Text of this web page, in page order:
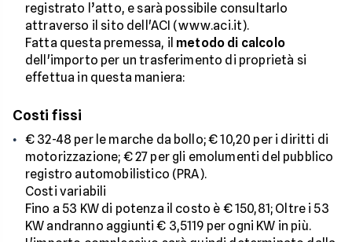
registrato l’atto, e sarà possibile consultarlo
attraverso il sito dell'ACI (www.aci.it).
Fatta questa premessa, il metodo di calcolo
dell'importo per un trasferimento di proprietà si
effettua in questa maniera:
Costi fissi
€ 32-48 per le marche da bollo; € 10,20 per i diritti di
motorizzazione; € 27 per gli emolumenti del pubblico
registro automobilistico (PRA).
Costi variabili
Fino a 53 KW di potenza il costo è € 150,81; Oltre i 53
KW andranno aggiunti € 3,5119 per ogni KW in più.